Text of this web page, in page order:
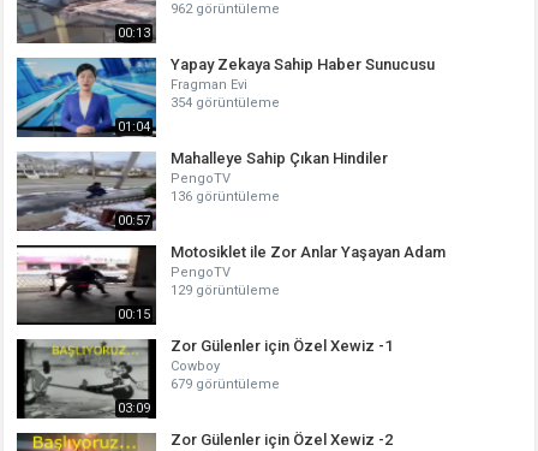
00:13
962 görüntüleme
01:04
Yapay Zekaya Sahip Haber Sunucusu
Fragman Evi
354 görüntüleme
00:57
Mahalleye Sahip Çıkan Hindiler
PengoTV
136 görüntüleme
00:15
Motosiklet ile Zor Anlar Yaşayan Adam
PengoTV
129 görüntüleme
03:09
Zor Gülenler için Özel Xewiz -1
Cowboy
679 görüntüleme
Zor Gülenler için Özel Xewiz -2